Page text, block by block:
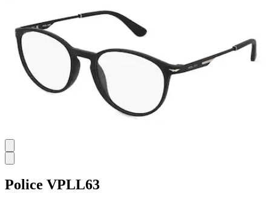
Police VPLL63